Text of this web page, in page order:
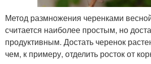
Метод размножения черенками
считается наиболее простым, но
продуктивным. Достать черенок
чем, к примеру, отделить росток от